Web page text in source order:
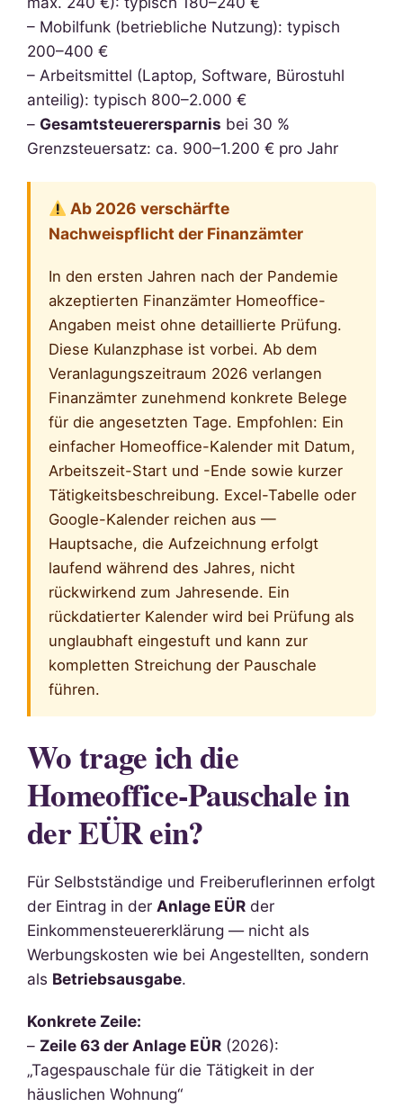
– Mobilfunk (betriebliche Nutzung): typisch
200–400 €
– Arbeitsmittel (Laptop, Software, Bürostuhl
anteilig): typisch 800–2.000 €
– Gesamtsteuerersparnis bei 30 %
Grenzsteuersatz: ca. 900–1.200 € pro Jahr
Ab 2026 verschärfte
Nachweispflicht der Finanzämter
In den ersten Jahren nach der Pandemie
akzeptierten Finanzämter Homeoffice-
Angaben meist ohne detaillierte Prüfung.
Diese Kulanzphase ist vorbei. Ab dem
Veranlagungszeitraum 2026 verlangen
Finanzämter zunehmend konkrete Belege
für die angesetzten Tage. Empfohlen: Ein
einfacher Homeoffice-Kalender mit Datum,
Arbeitszeit-Start und -Ende sowie kurzer
Tätigkeitsbeschreibung. Excel-Tabelle oder
Google-Kalender reichen aus —
Hauptsache, die Aufzeichnung erfolgt
laufend während des Jahres, nicht
rückwirkend zum Jahresende. Ein
rückdatierter Kalender wird bei Prüfung als
unglaubhaft eingestuft und kann zur
kompletten Streichung der Pauschale
führen.
Wo trage ich die
Homeoffice-Pauschale in
der EÜR ein?
Für Selbstständige und Freiberuflerinnen erfolgt
der Eintrag in der Anlage EÜR der
Einkommensteuererklärung — nicht als
Werbungskosten wie bei Angestellten, sondern
als Betriebsausgabe.
Konkrete Zeile:
– Zeile 63 der Anlage EÜR (2026):
„Tagespauschale für die Tätigkeit in der
häuslichen Wohnung“